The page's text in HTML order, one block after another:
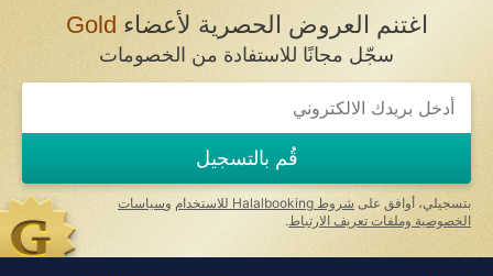
اغتنم العروض الحصرية لأعضاءGold
سجّل مجانًا للاستفادة من الخصومات
قُم بالتسجيل
بتسجيلي، أوافق على شروط Halalbooking للاستخدام وسياسات
الخصوصية وملفات تعريف الارتباط .